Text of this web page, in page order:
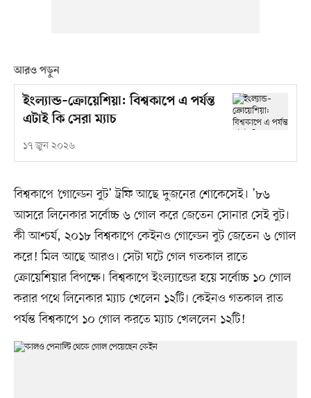
আরও পড়ুন
ইংল্যান্ড–ক্রোয়েশিয়া: বিশ্বকাপে এ পর্যন্ত
এটাই কি সেরা ম্যাচ
১৭ জুন ২০২৬
বিশ্বকাপে ‘গোল্ডেন বুট’ ট্রফি আছে দুজনের শোকেসেই। ’৮৬
আসরে লিনেকার সর্বোচ্চ ৬ গোল করে জেতেন সোনার সেই বুট।
কী আশ্চর্য, ২০১৮ বিশ্বকাপে কেইনও গোল্ডেন বুট জেতেন ৬ গোল
করে! মিল আছে আরও। সেটা ঘটে গেল গতকাল রাতে
ক্রোয়েশিয়ার বিপক্ষে। বিশ্বকাপে ইংল্যান্ডের হয়ে সর্বোচ্চ ১০ গোল
করার পথে লিনেকার ম্যাচ খেলেন ১২টি। কেইনও গতকাল রাত
পর্যন্ত বিশ্বকাপে ১০ গোল করতে ম্যাচ খেললেন ১২টি!